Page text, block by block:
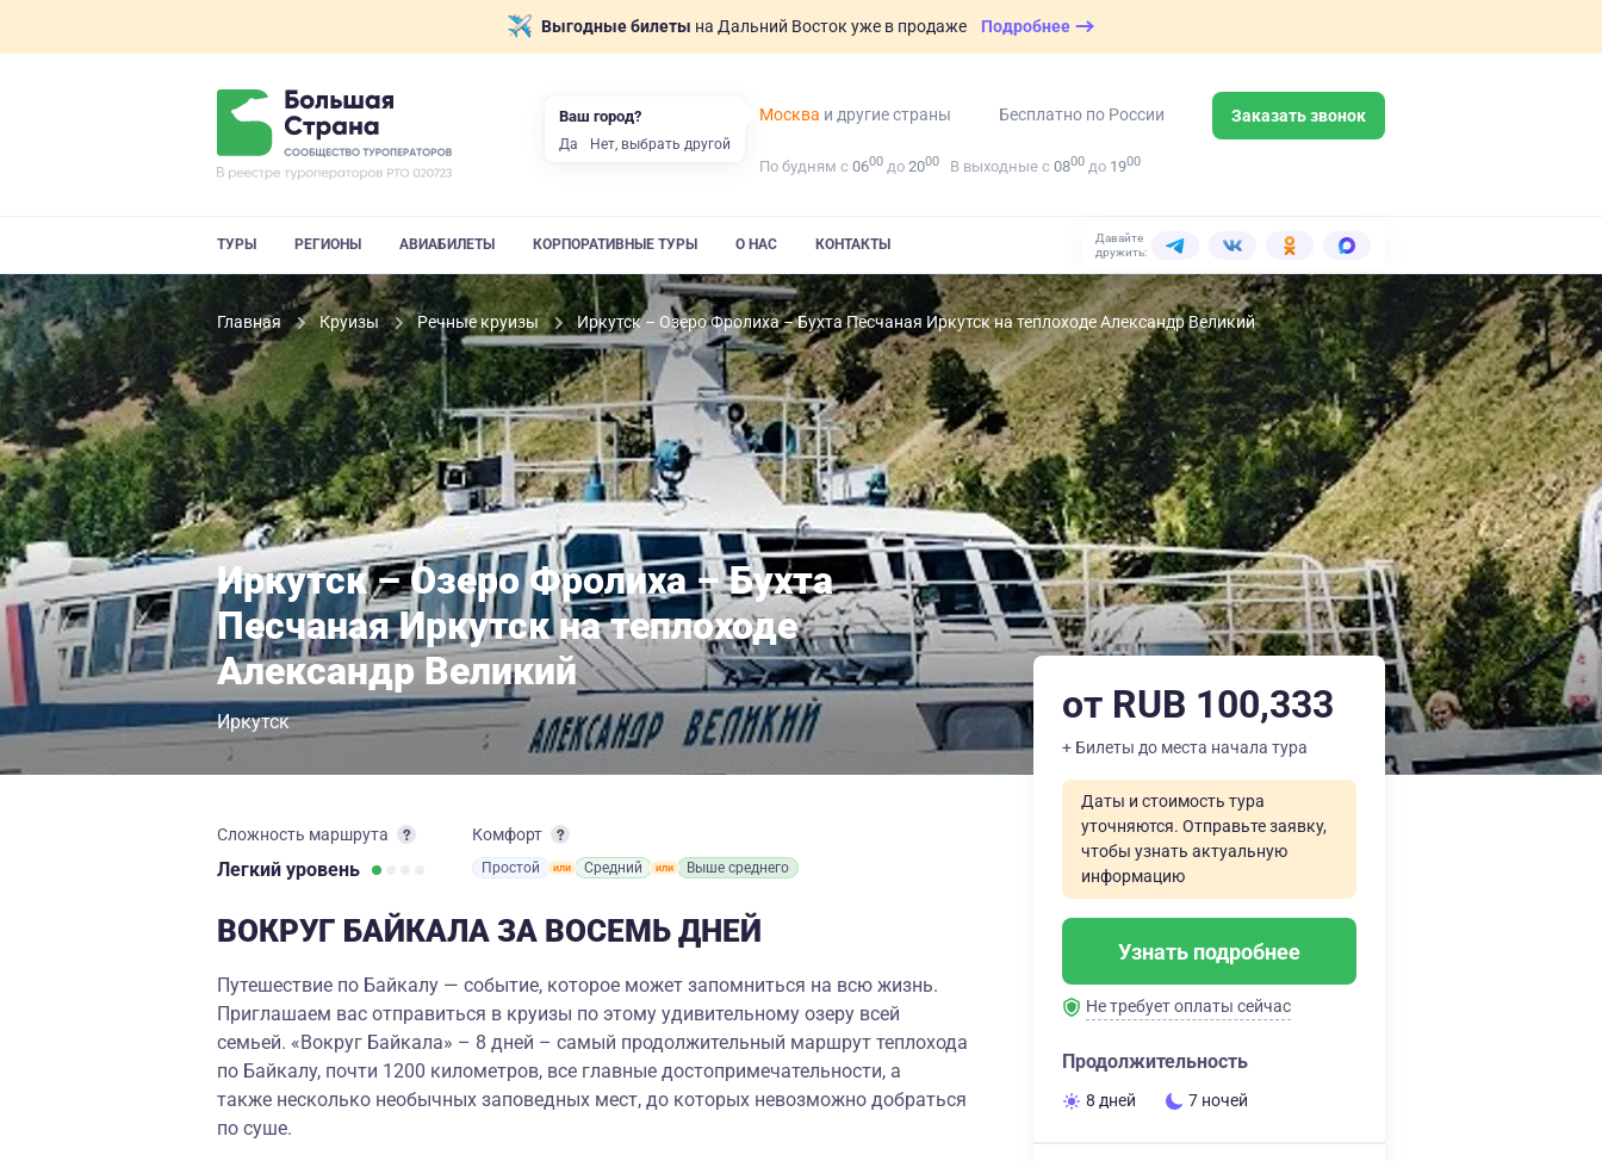
Выгодные билеты на Дальний Восток уже в продаже Подробнее
Москва и другие страны Бесплатно по России Заказать звонок
По будням с 0600 до 2000 В выходные с 0800 до 1900
ТУРЫ РЕГИОНЫ АВИАБИЛЕТЫ КОРПОРАТИВНЫЕ ТУРЫ О НАС КОНТАКТЫ
Давайте
дружить:
Главная Круизы Речные круизы Иркутск – Озеро Фролиха – Бухта Песчаная Иркутск на теплоходе Александр Великий
Иркутск – Озеро Фролиха – Бухта
Песчаная Иркутск на теплоходе
Александр Великий
Иркутск
Сложность маршрута
Легкий уровень
Комфорт
Простой Средний Выше среднего
ВОКРУГ БАЙКАЛА ЗА ВОСЕМЬ ДНЕЙ
Путешествие по Байкалу — событие, которое может запомниться на всю жизнь.
Приглашаем вас отправиться в круизы по этому удивительному озеру всей
семьей. «Вокруг Байкала» – 8 дней – самый продолжительный маршрут теплохода
по Байкалу, почти 1200 километров, все главные достопримечательности, а
также несколько необычных заповедных мест, до которых невозможно добраться
по суше.
от RUB 100,333
+ Билеты до места начала тура
Даты и стоимость тура
уточняются. Отправьте заявку,
чтобы узнать актуальную
информацию
Узнать подробнее
Не требует оплаты сейчас
Продолжительность
8 дней 7 ночей
Ваш город?
Да Нет, выбрать другой